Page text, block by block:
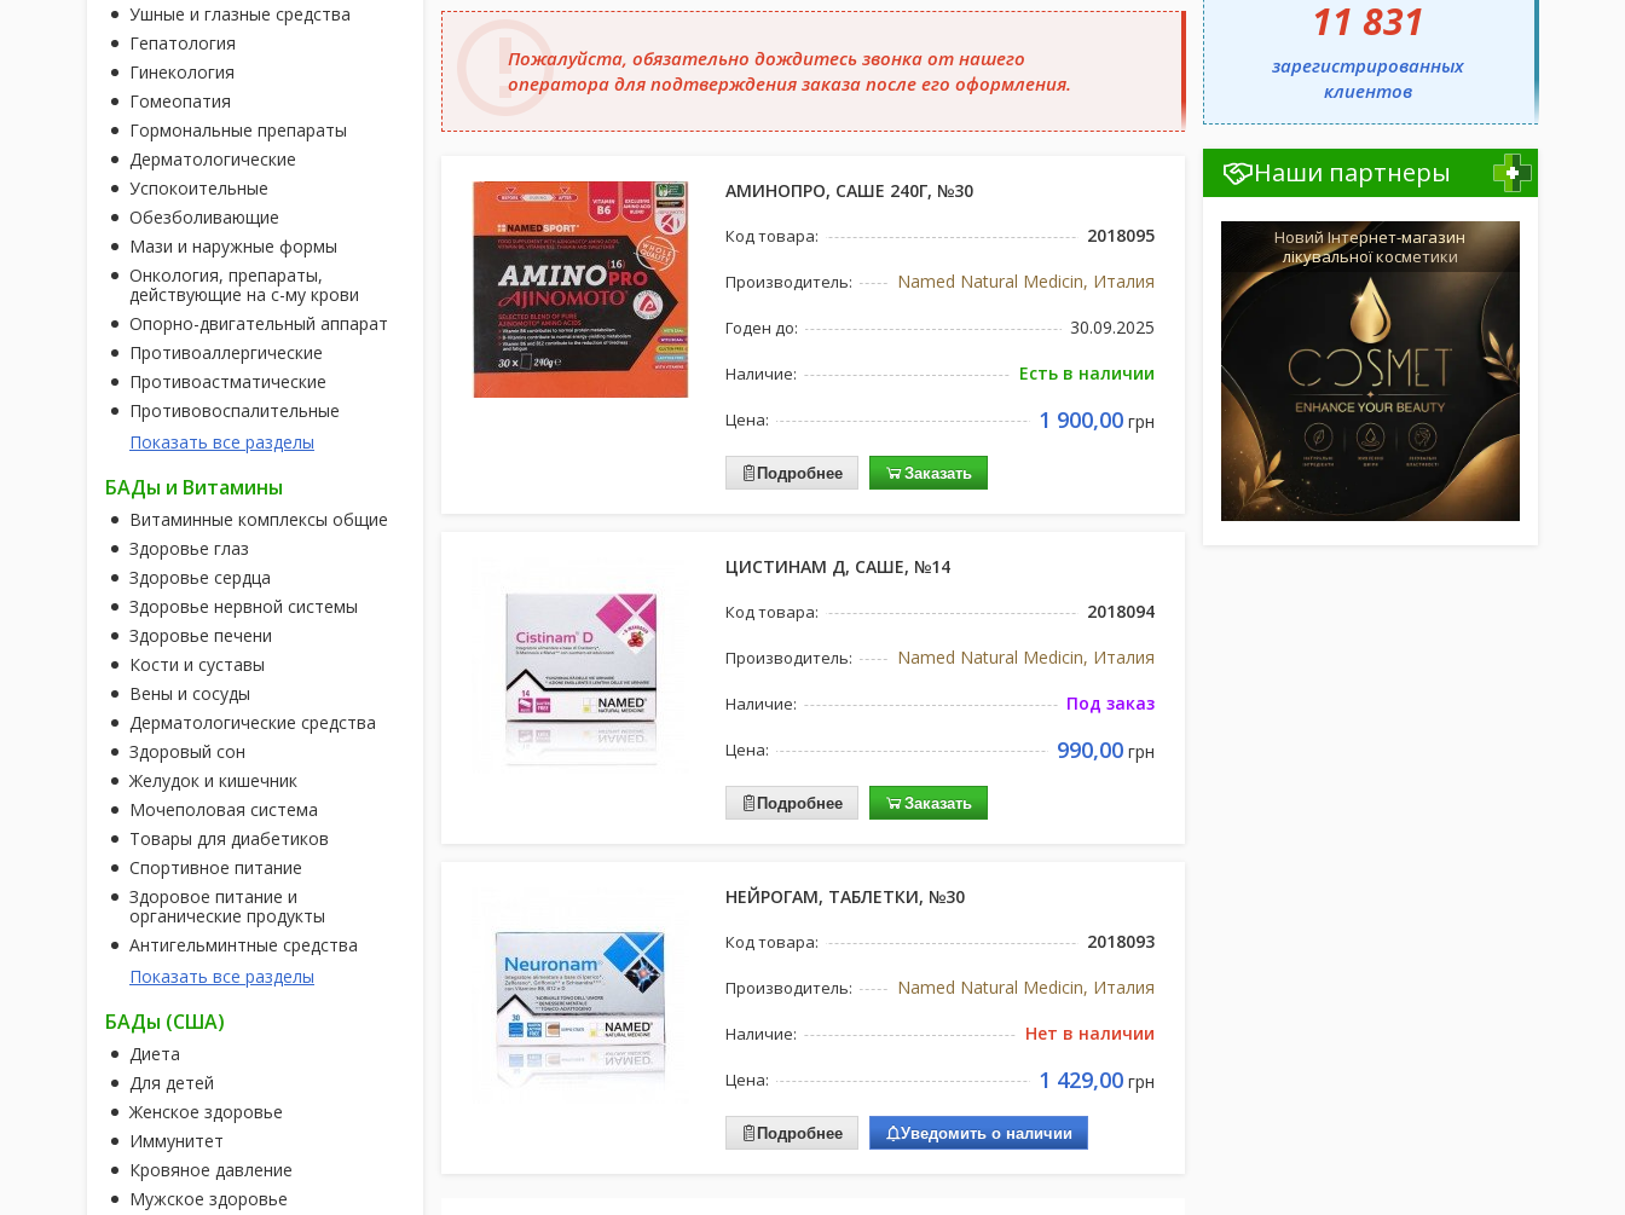
Ушные и глазные средства
Гепатология
Гинекология
Гомеопатия
Гормональные препараты
Дерматологические
Успокоительные
Обезболивающие
Мази и наружные формы
Онкология, препараты,
действующие на с-му крови
Опорно-двигательный аппарат
Противоаллергические
Противоастматические
Противовоспалительные
Показать все разделы
БАДы и Витамины
Витаминные комплексы общие
Здоровье глаз
Здоровье сердца
Здоровье нервной системы
Здоровье печени
Кости и суставы
Вены и сосуды
Дерматологические средства
Здоровый сон
Желудок и кишечник
Мочеполовая система
Товары для диабетиков
Спортивное питание
Здоровое питание и
органические продукты
Антигельминтные средства
Показать все разделы
БАДы (США)
Диета
Для детей
Женское здоровье
Иммунитет
Кровяное давление
Мужское здоровье
Пожалуйста, обязательно дождитесь звонка от нашего
оператора для подтверждения заказа после его оформления.
АМИНОПРО, САШЕ 240Г, №30
Код товара: 2018095
Производитель: Named Natural Medicin, Италия
Годен до: 30.09.2025
Наличие: Есть в наличии
Цена: 1 900,00грн
Подробнее Заказать
ЦИСТИНАМ Д, САШЕ, №14
Код товара: 2018094
Производитель: Named Natural Medicin, Италия
Наличие: Под заказ
Цена: 990,00грн
Подробнее Заказать
НЕЙРОГАМ, ТАБЛЕТКИ, №30
Код товара: 2018093
Производитель: Named Natural Medicin, Италия
Наличие: Нет в наличии
Цена: 1 429,00грн
Подробнее Уведомить о наличии
11 831
зарегистрированных
клиентов
Наши партнеры
Новий Інтернет-магазин
лікувальної косметики